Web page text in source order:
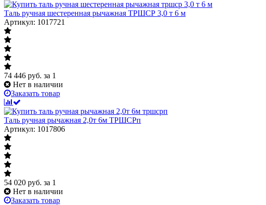
Таль ручная шестеренная рычажная ТРШСР 3,0 т 6 м
Артикул: 1017721
74 446 руб. за 1
Нет в наличии
Заказать товар
Таль ручная рычажная 2,0т 6м ТРШСРп
Артикул: 1017806
54 020 руб. за 1
Нет в наличии
Заказать товар